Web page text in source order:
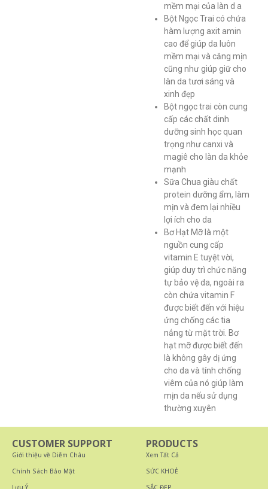
mềm mại của làn d a
Bột Ngọc Trai có chứa
hàm lượng axit amin
cao để giúp da luôn
mềm mại và căng mịn
cũng như giúp giữ cho
làn da tươi sáng và
xinh đẹp
Bột ngọc trai còn cung
cấp các chất dinh
dưỡng sinh học quan
trọng như canxi và
magiê cho làn da khỏe
mạnh
Sữa Chua giàu chất
protein dưỡng ẩm, làm
mịn và đem lại nhiều
lợi ích cho da
Bơ Hạt Mỡ là một
nguồn cung cấp
vitamin E tuyệt vời,
giúp duy trì chức năng
tự bảo vệ da, ngoài ra
còn chứa vitamin F
được biết đến với hiệu
ứng chống các tia
nắng từ mặt trời. Bơ
hạt mỡ được biết đến
là không gây dị ứng
cho da và tính chống
viêm của nó giúp làm
mịn da nếu sử dụng
thường xuyên
CUSTOMER SUPPORT
Giới thiệu về Diễm Châu
Chính Sách Bảo Mật
Lưu Ý
PRODUCTS
Xem Tất Cả
SỨC KHOẺ
SẮC ĐẸP